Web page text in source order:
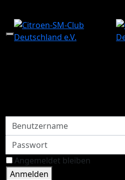
Mobile Menu Toggle
Benutzername
Passwort
Angemeldet bleiben
Anmelden